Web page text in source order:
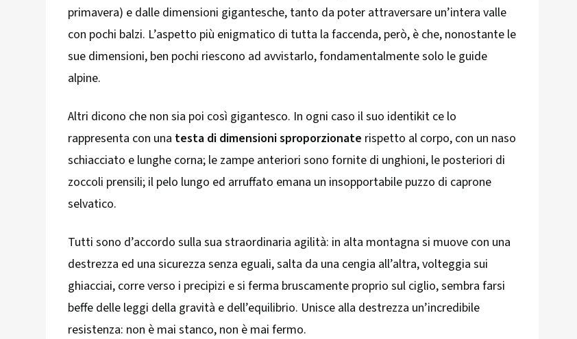
primavera) e dalle dimensioni gigantesche, tanto da poter attraversare un’intera valle
con pochi balzi. L’aspetto più enigmatico di tutta la faccenda, però, è che, nonostante le
sue dimensioni, ben pochi riescono ad avvistarlo, fondamentalmente solo le guide
alpine.
Altri dicono che non sia poi così gigantesco. In ogni caso il suo identikit ce lo
rappresenta con una testa di dimensioni sproporzionate rispetto al corpo, con un naso
schiacciato e lunghe corna; le zampe anteriori sono fornite di unghioni, le posteriori di
zoccoli prensili; il pelo lungo ed arruffato emana un insopportabile puzzo di caprone
selvatico.
Tutti sono d’accordo sulla sua straordinaria agilità: in alta montagna si muove con una
destrezza ed una sicurezza senza eguali, salta da una cengia all’altra, volteggia sui
ghiacciai, corre verso i precipizi e si ferma bruscamente proprio sul ciglio, sembra farsi
beffe delle leggi della gravità e dell’equilibrio. Unisce alla destrezza un’incredibile
resistenza: non è mai stanco, non è mai fermo.